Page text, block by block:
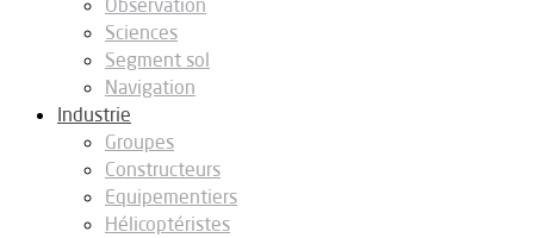
Observation
Sciences
Segment sol
Navigation
Industrie
Groupes
Constructeurs
Equipementiers
Hélicoptéristes